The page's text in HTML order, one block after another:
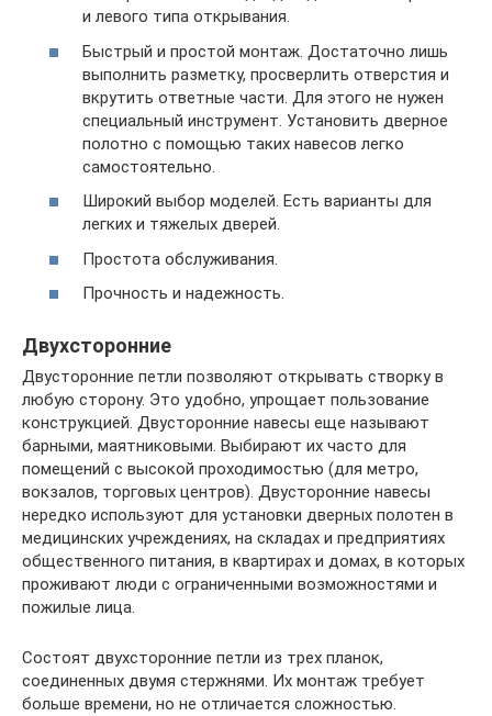
и левого типа открывания.
Быстрый и простой монтаж. Достаточно лишь
выполнить разметку, просверлить отверстия и
вкрутить ответные части. Для этого не нужен
специальный инструмент. Установить дверное
полотно с помощью таких навесов легко
самостоятельно.
Широкий выбор моделей. Есть варианты для
легких и тяжелых дверей.
Простота обслуживания.
Прочность и надежность.
Двухсторонние
Двусторонние петли позволяют открывать створку в
любую сторону. Это удобно, упрощает пользование
конструкцией. Двусторонние навесы еще называют
барными, маятниковыми. Выбирают их часто для
помещений с высокой проходимостью (для метро,
вокзалов, торговых центров). Двусторонние навесы
нередко используют для установки дверных полотен в
медицинских учреждениях, на складах и предприятиях
общественного питания, в квартирах и домах, в которых
проживают люди с ограниченными возможностями и
пожилые лица.
Состоят двухсторонние петли из трех планок,
соединенных двумя стержнями. Их монтаж требует
больше времени, но не отличается сложностью.